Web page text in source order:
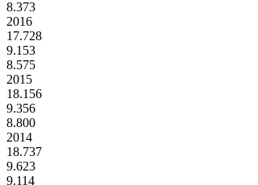
8.373
2016
17.728
9.153
8.575
2015
18.156
9.356
8.800
2014
18.737
9.623
9.114